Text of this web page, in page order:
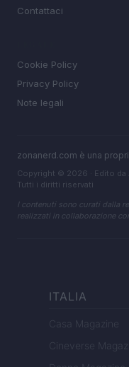
Contattaci
Cookie Policy
Privacy Policy
Note legali
zonanerd.com è una
Copyright © 2026 · Edito
Tutti i diritti riservati
I contenuti sono curati dalla
realizzati in collaborazione
ITALIA
Casa Magazine
Cineverse